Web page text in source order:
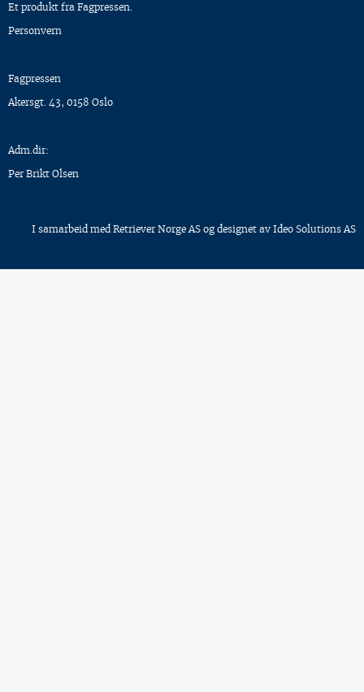
Et produkt fra Fagpressen.
Personvern
Fagpressen
Akersgt. 43, 0158 Oslo
Adm.dir:
Per Brikt Olsen
I samarbeid med Retriever Norge AS og designet av Ideo Solutions AS